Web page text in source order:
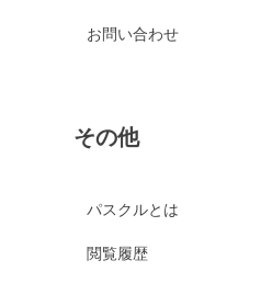
ブルークォーツァイト
クリスタル各種
クリスタル（本水晶）
お問い合わせ
その他
パスクルとは
閲覧履歴